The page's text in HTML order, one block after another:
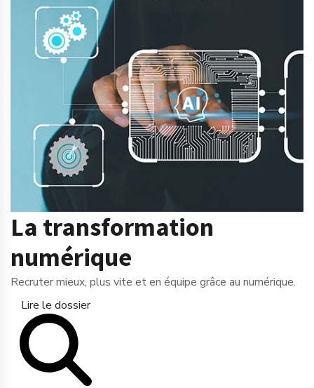
La transformation
numérique
Recruter mieux, plus vite et en équipe grâce au numérique.
Lire le dossier